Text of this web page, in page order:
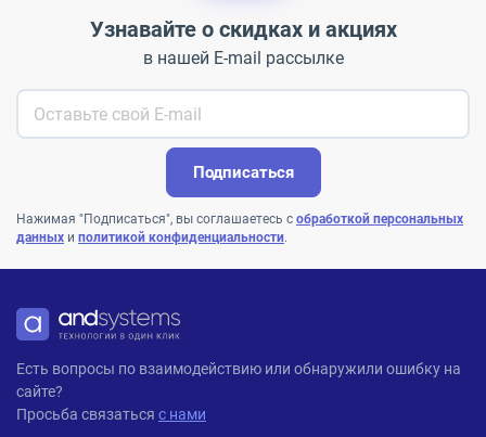
Узнавайте о скидках и акциях
в нашей E-mail рассылке
Подписаться
Нажимая "Подписаться", вы соглашаетесь с обработкой персональных
данных и политикой конфиденциальности.
ANDPRO
Есть вопросы по взаимодействию или обнаружили ошибку на
сайте?
Просьба связаться с нами